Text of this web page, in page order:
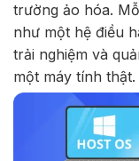
trường ảo hóa.
như một hệ điều
trải nghiệm và
một máy tính thật.